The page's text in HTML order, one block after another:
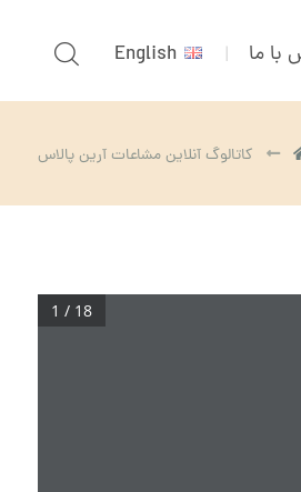
با ما English
کاتالوگ آنلاین مشاعات آرین پالاس
1 / 18